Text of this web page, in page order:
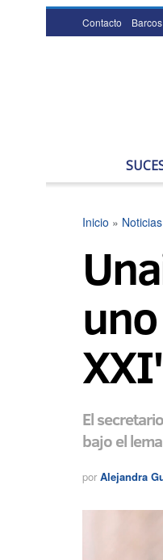
Contacto Barcos
Inicio » Noticias
El
bajo el
por Alejandra